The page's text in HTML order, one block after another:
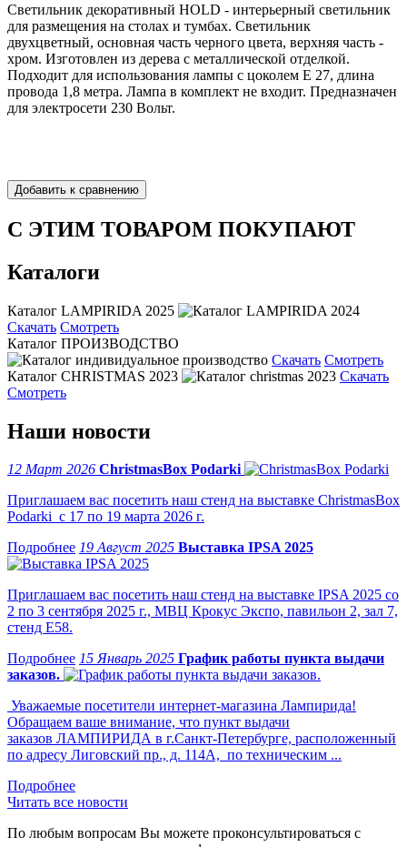
Светильник декоративный HOLD - интерьерный светильник
для размещения на столах и тумбах. Светильник
двухцветный, основная часть черного цвета, верхняя часть -
хром. Изготовлен из дерева с металлической отделкой.
Подходит для использования лампы с цоколем Е 27, длина
провода 1,8 метра. Лампа в комплект не входит. Предназначен
для электросети 230 Вольт.
С ЭТИМ ТОВАРОМ ПОКУПАЮТ
Каталоги
Каталог LAMPIRIDA 2025
Скачать Смотреть
Каталог ПРОИЗВОДСТВО
Скачать Смотреть
Каталог CHRISTMAS 2023
Скачать
Смотреть
Наши новости
12 Март 2026 ChristmasBox Podarki
Приглашаем вас посетить наш стенд на выставке ChristmasBox
Podarki с 17 по 19 марта 2026 г.
19 Август 2025 Выставка IPSA 2025
Приглашаем вас посетить наш стенд на выставке IPSA 2025 со
2 по 3 сентября 2025 г., МВЦ Крокус Экспо, павильон 2, зал 7,
стенд Е58.
15 Январь 2025 График работы пункта выдачи
заказов.
Уважаемые посетители интернет-магазина Лампирида!
Обращаем ваше внимание, что пункт выдачи
заказов ЛАМПИРИДА в г.Санкт-Петербурге, расположенный
по адресу Лиговский пр., д. 114А, по техническим ...
Читать все новости
По любым вопросам Вы можете проконсультироваться с